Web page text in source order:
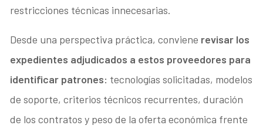
restricciones técnicas innecesarias.
Desde una perspectiva práctica, conviene revisar los
expedientes adjudicados a estos proveedores para
identificar patrones: tecnologías solicitadas, modelos
de soporte, criterios técnicos recurrentes, duración
de los contratos y peso de la oferta económica frente